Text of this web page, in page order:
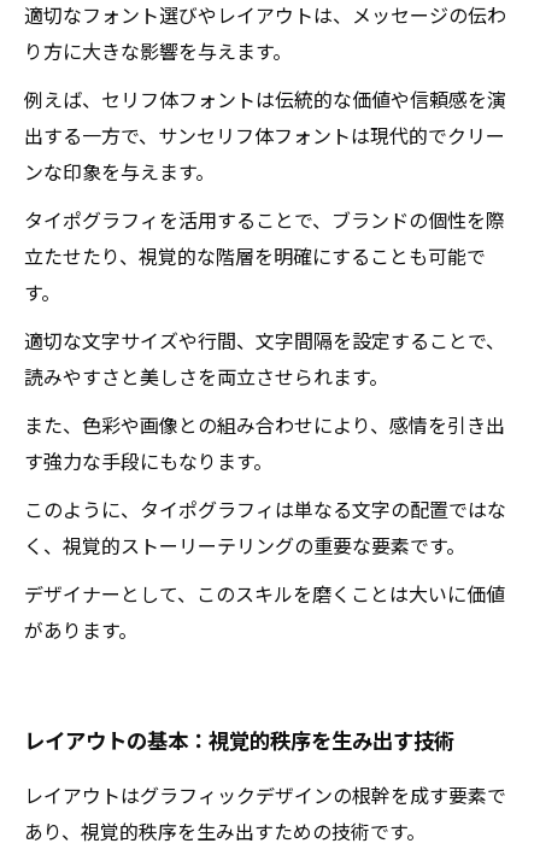
適切なフォント選びやレイアウトは、メッセージの伝わ
り方に大きな影響を与えます。
例えば、セリフ体フォントは伝統的な価値や信頼感を演
出する一方で、サンセリフ体フォントは現代的でクリー
ンな印象を与えます。
タイポグラフィを活用することで、ブランドの個性を際
立たせたり、視覚的な階層を明確にすることも可能で
す。
適切な文字サイズや行間、文字間隔を設定することで、
読みやすさと美しさを両立させられます。
また、色彩や画像との組み合わせにより、感情を引き出
す強力な手段にもなります。
このように、タイポグラフィは単なる文字の配置ではな
く、視覚的ストーリーテリングの重要な要素です。
デザイナーとして、このスキルを磨くことは大いに価値
があります。
レイアウトの基本：視覚的秩序を生み出す技術
レイアウトはグラフィックデザインの根幹を成す要素で
あり、視覚的秩序を生み出すための技術です。